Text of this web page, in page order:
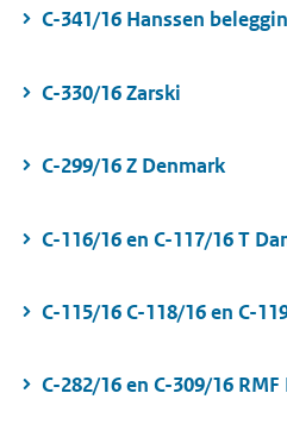
C-341/16 Hanssen
C-330/16 Zarski
C-299/16 Z Denmark
C-116/16 en C-117/16 T
C-115/16 C-118/16 en C-
C-282/16 en C-309/16